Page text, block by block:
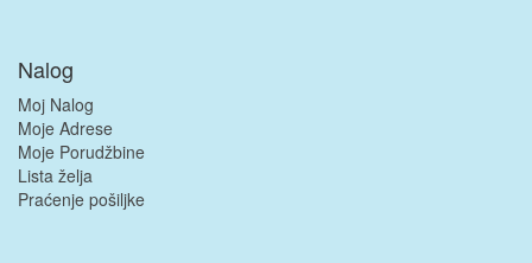
Nalog
Moj Nalog
Moje Adrese
Moje Porudžbine
Lista želja
Praćenje pošiljke